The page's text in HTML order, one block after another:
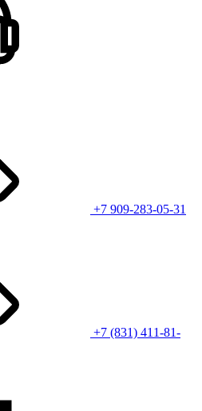
+7 909-283-05-31
+7 (831) 411-81-